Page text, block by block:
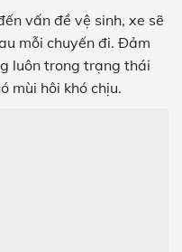
vấn đề vệ sinh, xe sẽ
mỗi chuyến đi. Đảm
luôn trong trạng thái
mùi hôi khó chịu.